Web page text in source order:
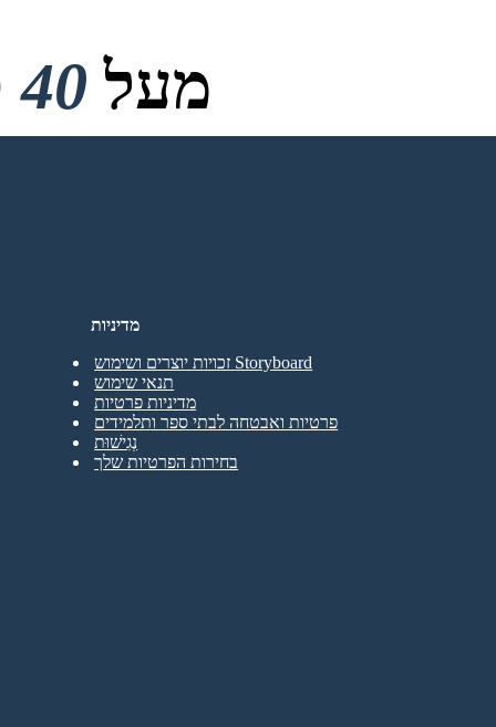
מעל 40 מיליון
אין הורדות, אין כרטיס אשראי ואין צורך בכניסה כדי לנסות!
מדיניות
זכויות יוצרים ושימוש Storyboard
תנאי שימוש
מדיניות פרטיות
פרטיות ואבטחה לבתי ספר ותלמידים
נְגִישׁוּת
בחירות הפרטיות שלך